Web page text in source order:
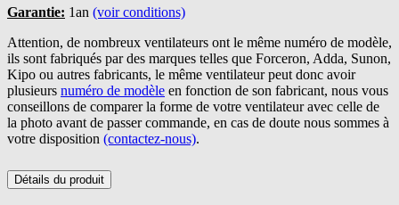
Garantie: 1an (voir conditions)
Attention, de nombreux ventilateurs ont le même numéro de modèle,
ils sont fabriqués par des marques telles que Forceron, Adda, Sunon,
Kipo ou autres fabricants, le même ventilateur peut donc avoir
plusieurs numéro de modèle en fonction de son fabricant, nous vous
conseillons de comparer la forme de votre ventilateur avec celle de
la photo avant de passer commande, en cas de doute nous sommes à
votre disposition (contactez-nous).
Détails du produit